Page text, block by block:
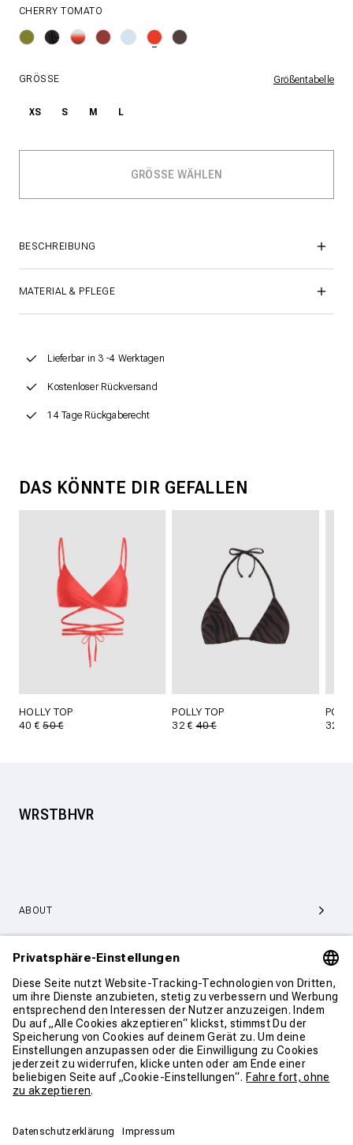
CHERRY TOMATO
GRÖSSE Größentabelle
XS S M L
BESCHREIBUNG
MATERIAL & PFLEGE
Lieferbar in 3 -4 Werktagen
Kostenloser Rückversand
14 Tage Rückgaberecht
DAS KÖNNTE DIR GEFALLEN
HOLLY TOP
40 €50 €
POLLY TOP
32 €40 €
32 €
WRSTBHVR
ABOUT
SERVICE & SUPPORT
KONTAKT